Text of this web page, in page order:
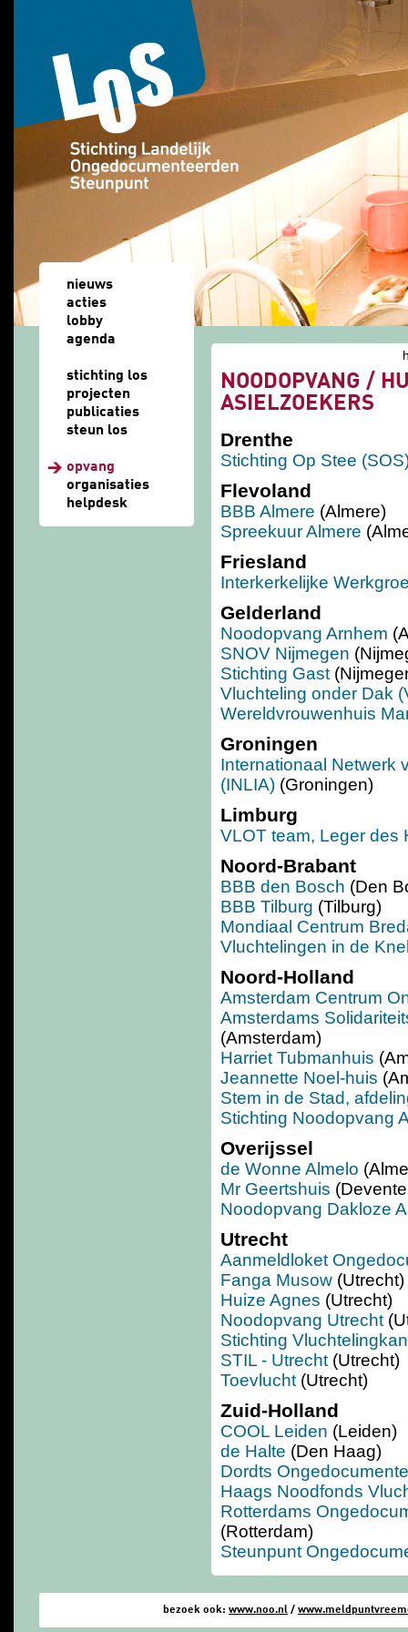
Overslaan en naar de algemene inhoud gaan
nieuws
acties
lobby
agenda
stichting los
projecten
publicaties
steun los
opvang
organisaties
helpdesk
NOODOPVANG /
ASIELZOEKERS
Drenthe
Stichting Op Stee
Flevoland
BBB Almere (Almere)
Spreekuur Almere
Friesland
Interkerkelijke
Gelderland
Noodopvang Arnhem
SNOV Nijmegen
Stichting Gast
Vluchteling onder Dak
Wereldvrouwenhuis
Groningen
Internationaal Netwerk
(INLIA) (Groningen)
Limburg
VLOT team, Leger des
Noord-Brabant
BBB den Bosch (Den
BBB Tilburg (Tilburg)
Mondiaal Centrum
Vluchtelingen in de
Noord-Holland
Amsterdam Centrum
Amsterdams
(Amsterdam)
Harriet Tubmanhuis
Jeannette Noel-huis
Stem in de Stad,
Stichting Noodopvang
Overijssel
de Wonne Almelo
Mr Geertshuis
Noodopvang Dakloze
Utrecht
Aanmeldloket
Fanga Musow (Utrecht)
Huize Agnes (Utrecht)
Noodopvang Utrecht
Stichting
STIL - Utrecht (Utrecht)
Toevlucht (Utrecht)
Zuid-Holland
COOL Leiden (Leiden)
de Halte (Den Haag)
Dordts
Haags Noodfonds
Rotterdams
(Rotterdam)
Steunpunt
bezoek ook: www.noo.nl /